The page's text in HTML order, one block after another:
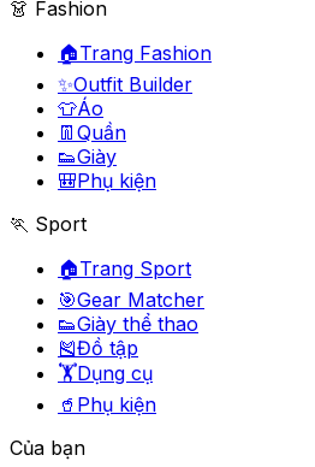
👗 Fashion
🏠Trang Fashion
✨Outfit Builder
👕Áo
👖 Quần
👟Giày
🎒Phụ kiện
🏃 Sport
🏠Trang Sport
🎯Gear Matcher
👟Giày thể thao
🎽Đồ tập
🏋️Dụng cụ
🥤 Phụ kiện
Của bạn